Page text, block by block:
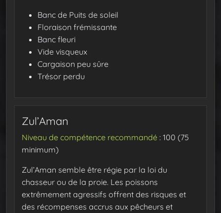
Banc de Puits de soleil
Floraison frémissante
Banc fleuri
Vide visqueux
Cargaison peu sûre
Trésor perdu
Zul’Aman
Niveau de compétence recommandé : 100 (75
minimum)
Zul’Aman semble être régie par la loi du
chasseur ou de la proie. Les poissons
extrêmement agressifs offrent des risques et
des récompenses accrus aux pêcheurs et